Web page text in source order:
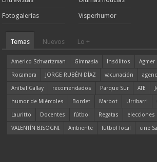
Fotogalerías Visperhumor
Temas Nuevos Lo +
Americo Schvartzman Gimnasia Insólitos Agmer
Rocamora
JORGE RUBÉN DÍAZ vacunación
Aníbal Gallay
recomendados Parque Sur ATE
humor de Miércoles
Bordet Marbot Urribarri
Lauritto
Docentes fútbol Regatas elecciones
VALENTÍN BISOGNI
Ambiente fútbol local cine